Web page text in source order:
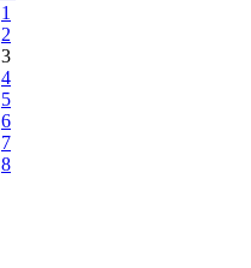
1
2
3
4
5
6
7
8